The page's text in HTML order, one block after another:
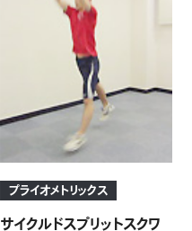
プライオメトリックス
サイクルドスプリットスクワ